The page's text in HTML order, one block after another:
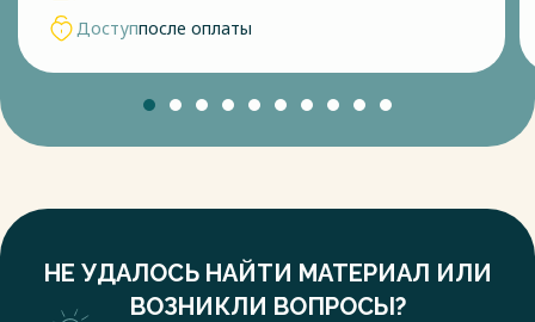
Доступпосле оплаты
НЕ УДАЛОСЬ НАЙТИ МАТЕРИАЛ ИЛИ
ВОЗНИКЛИ ВОПРОСЫ?